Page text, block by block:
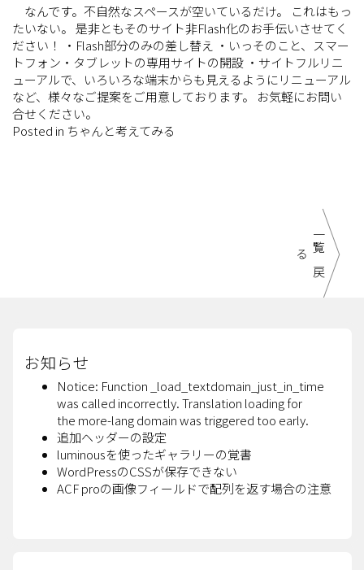
なんです。不自然なスペースが空いているだけ。 これはもっ
たいない。 是非ともそのサイト非Flash化のお手伝いさせてく
ださい！ ・Flash部分のみの差し替え ・いっそのこと、スマー
トフォン・タブレットの専用サイトの開設 ・サイトフルリニ
ューアルで、いろいろな端末からも見えるようにリニューアル
など、様々なご提案をご用意しております。 お気軽にお問い
合せください。
Posted in ちゃんと考えてみる
一
覧
に
戻
る
お知らせ
Notice: Function _load_textdomain_just_in_time
was called incorrectly. Translation loading for
the more-lang domain was triggered too early.
追加ヘッダーの設定
luminousを使ったギャラリーの覚書
WordPressのCSSが保存できない
ACF proの画像フィールドで配列を返す場合の注意